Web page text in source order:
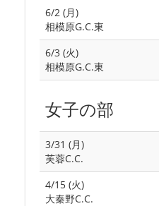
6/2 (月)
相模原G.C.東
6/3 (火)
相模原G.C.東
女子の部
3/31 (月)
芙蓉C.C.
4/15 (火)
大秦野C.C.